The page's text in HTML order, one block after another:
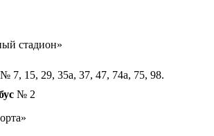
стадион»
№ 7, 15, 29, 35а, 37, 47, 74а, 75, 98.
№ 2